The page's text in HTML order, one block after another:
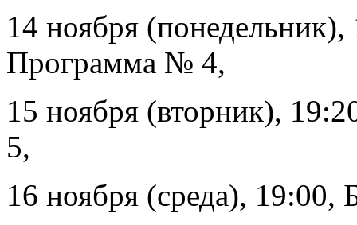
14 ноября
Программа № 4,
15 ноября (вторник),
5,
16 ноября (среда),